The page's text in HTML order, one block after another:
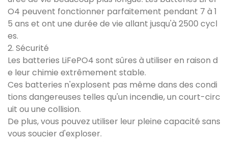
O4 peuvent fonctionner parfaitement pendant 7 à 1
5 ans et ont une durée de vie allant jusqu'à 2500 cycl
es.
2. Sécurité
Les batteries LiFePO4 sont sûres à utiliser en raison d
e leur chimie extrêmement stable.
Ces batteries n'explosent pas même dans des condi
tions dangereuses telles qu'un incendie, un court-circ
uit ou une collision.
De plus, vous pouvez utiliser leur pleine capacité sans
vous soucier d'exploser.